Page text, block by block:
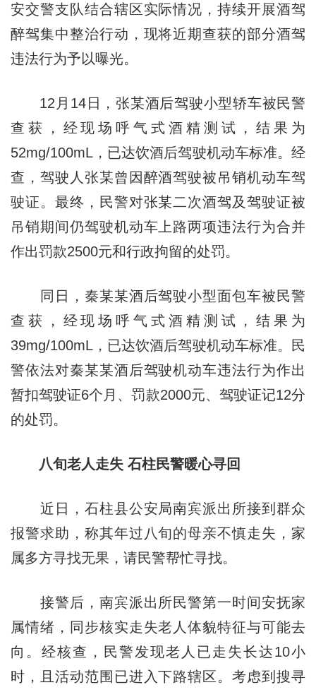
安交警支队结合辖区实际情况，持续开展酒驾
醉驾集中整治行动，现将近期查获的部分酒驾
违法行为予以曝光。
12月14日，张某酒后驾驶小型轿车被民警
查获，经现场呼气式酒精测试，结果为
52mg/100mL，已达饮酒后驾驶机动车标准。经
查，驾驶人张某曾因醉酒驾驶被吊销机动车驾
驶证。最终，民警对张某二次酒驾及驾驶证被
吊销期间仍驾驶机动车上路两项违法行为合并
作出罚款2500元和行政拘留的处罚。
同日，秦某某酒后驾驶小型面包车被民警
查获，经现场呼气式酒精测试，结果为
39mg/100mL，已达饮酒后驾驶机动车标准。民
警依法对秦某某酒后驾驶机动车违法行为作出
暂扣驾驶证6个月、罚款2000元、驾驶证记12分
的处罚。
八旬老人走失 石柱民警暖心寻回
近日，石柱县公安局南宾派出所接到群众
报警求助，称其年过八旬的母亲不慎走失，家
属多方寻找无果，请民警帮忙寻找。
接警后，南宾派出所民警第一时间安抚家
属情绪，同步核实走失老人体貌特征与可能去
向。经核查，民警发现老人已走失长达10小
时，且活动范围已进入下路辖区。考虑到搜寻